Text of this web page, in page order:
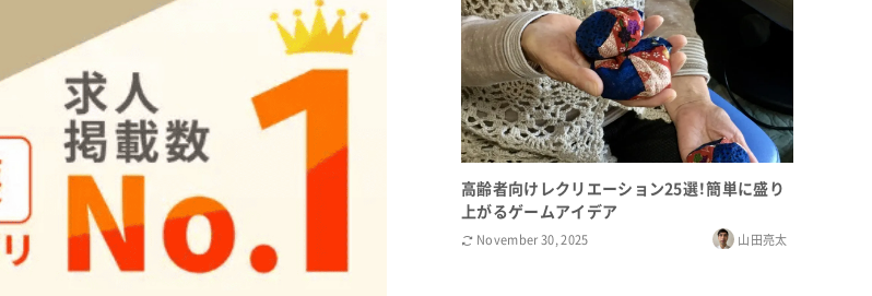
高齢者向けレクリエーション25選！簡単に盛り
上がるゲームアイデア
November 30, 2025 山田亮太